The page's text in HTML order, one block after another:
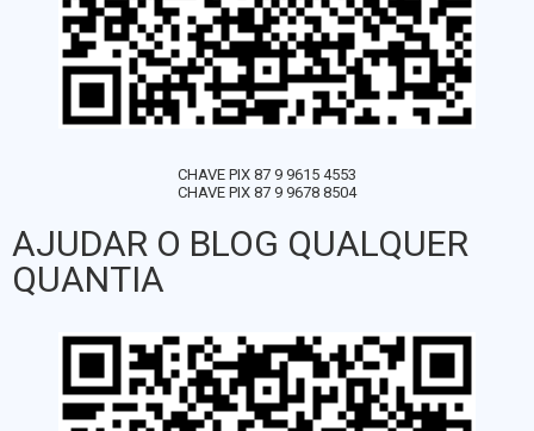
CHAVE PIX 87 9 9615 4553
CHAVE PIX 87 9 9678 8504
AJUDAR O BLOG QUALQUER
QUANTIA